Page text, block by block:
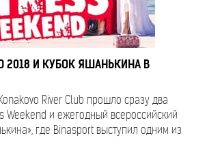
2018 И КУБОК ЯШАНЬКИНА В
River Club прошло сразу два
Weekend и ежегодный всероссийский
где Binasport выступил одним из